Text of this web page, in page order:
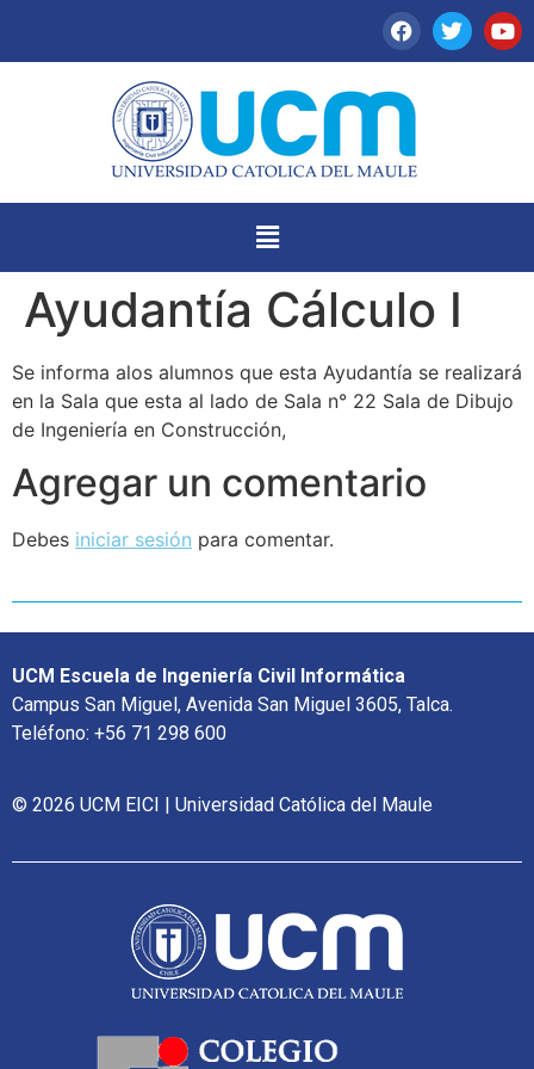
Ayudantía Cálculo I
Se informa alos alumnos que esta Ayudantía se realizará
en la Sala que esta al lado de Sala n° 22 Sala de Dibujo
de Ingeniería en Construcción,
Agregar un comentario
Debes iniciar sesión para comentar.
UCM Escuela de Ingeniería Civil Informática
Campus San Miguel, Avenida San Miguel 3605, Talca.
Teléfono: +56 71 298 600
© 2026 UCM EICI | Universidad Católica del Maule